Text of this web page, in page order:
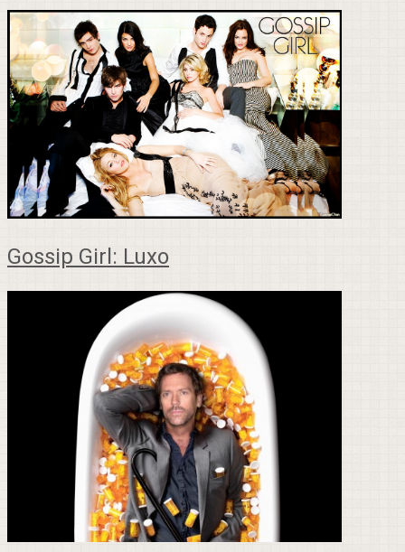
Gossip Girl: Luxo